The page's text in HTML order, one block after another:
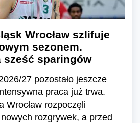
Wrocław szlifuje
sezonem.
sześć sparingów
27 pozostało jeszcze
praca już trwa.
Wrocław rozpoczęli
rozgrywek, a przed